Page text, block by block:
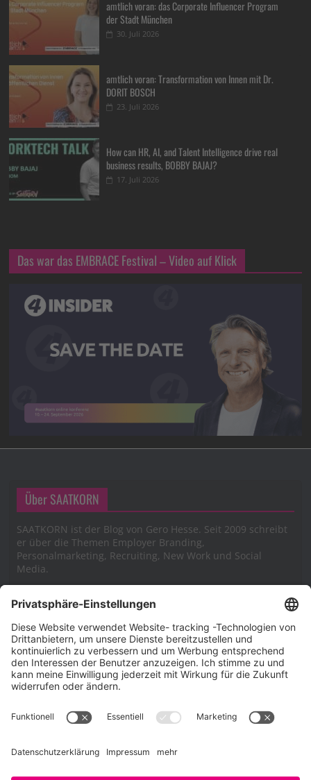
amtlich voran: das Corporate Influencer Program
der Stadt München
30. Juli 2026
amtlich voran: Transformation von Innen mit Dr.
DORIT BOSCH
23. Juli 2026
How can HR, AI, and Talent Intelligence drive real
business results, BOBBY BAJAJ?
17. Juli 2026
Das war das EMBRACE Festival – Video auf Klick
Über SAATKORN
SAATKORN ist der Blog von Gero Hesse. Seit 2009 schreibt
er über die Themen Employer Branding,
Personalmarketing, Recruiting, New Work und Social
Media.
Impressum
Impressum
Cookie-Richtlinie (EU)